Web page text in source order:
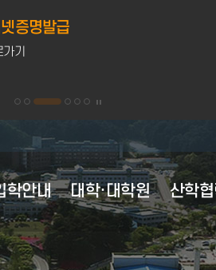
증명발급
기
학안내 대학·대학원 산학